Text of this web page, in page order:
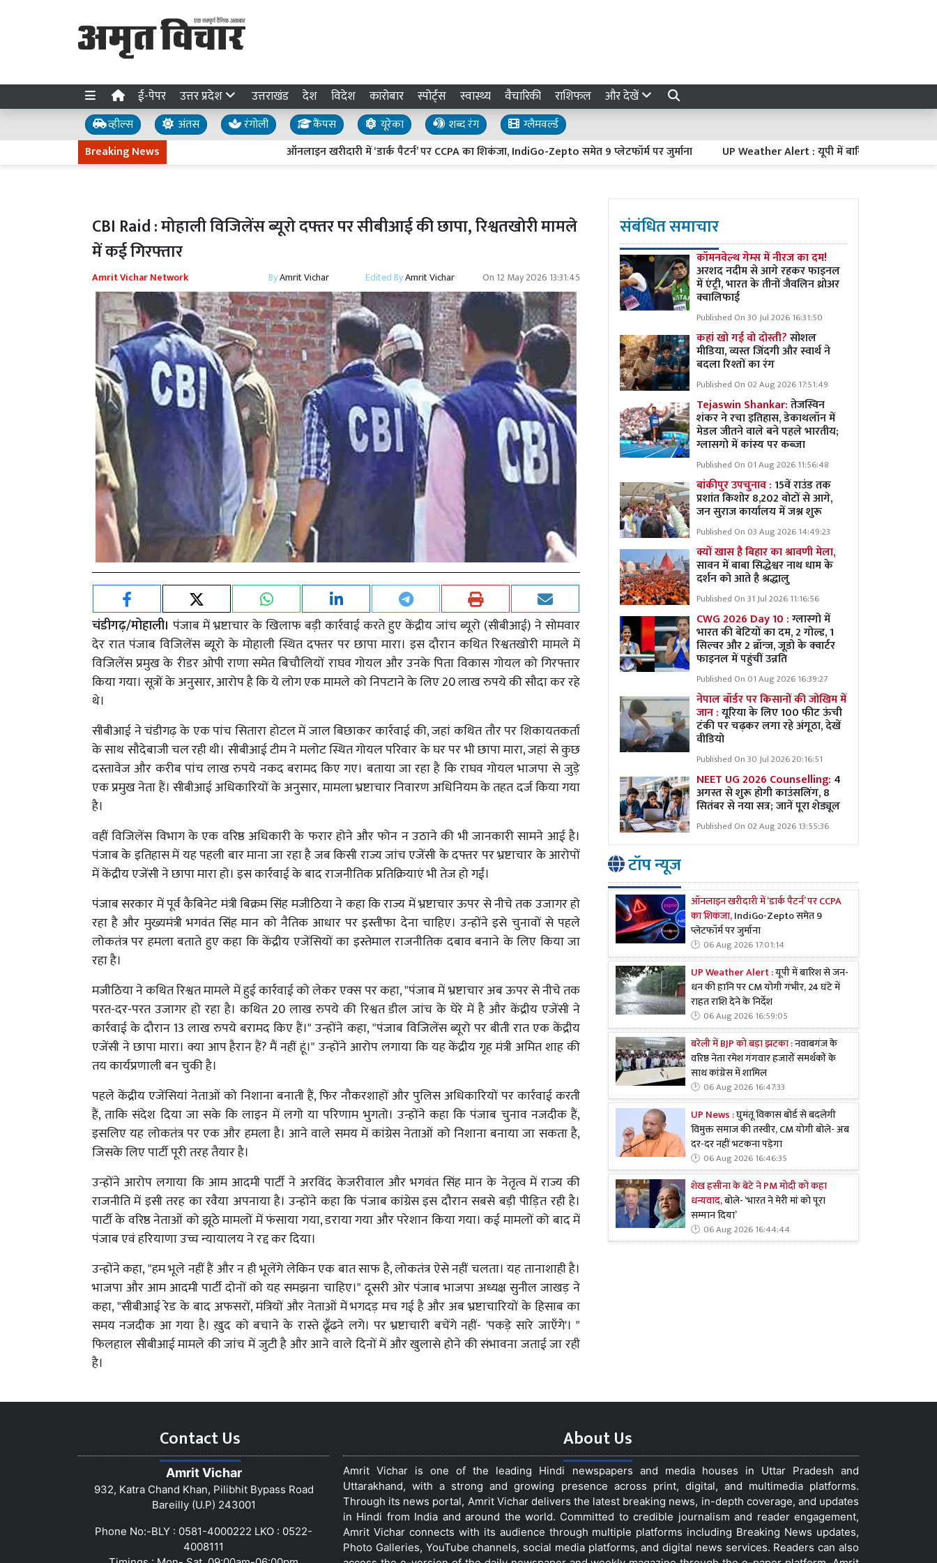
ई-पेपर उत्तर प्रदेश उत्तराखंड देश विदेश कारोबार स्पोर्ट्स स्वास्थ्य वैचारिकी राशिफल और देखें
व्हील्स अंतस रंगोली कैंपस यूरेका शब्द रंग
ग्लैमवर्ल्ड
Breaking News
ऑनलाइन खरीदारी में ‘डार्क पैटर्न’ पर CCPA का शिकंजा, IndiGo-Zepto समेत 9 प्लेटफॉर्म पर जुर्माना UP Weather Alert : यूपी में बारिश से जन-धन की हानि पर
CBI Raid : मोहाली विजिलेंस ब्यूरो दफ्तर पर सीबीआई की छापा, रिश्वतखोरी मामले
में कई गिरफ्तार
Amrit Vichar Network ByAmrit Vichar Edited ByAmrit Vichar On 12 May 2026 13:31:45
चंडीगढ़/मोहाली। पंजाब में भ्रष्टाचार के खिलाफ बड़ी कार्रवाई करते हुए केंद्रीय जांच ब्यूरो (सीबीआई) ने सोमवार
देर रात पंजाब विजिलेंस ब्यूरो के मोहाली स्थित दफ्तर पर छापा मारा। इस दौरान कथित रिश्वतखोरी मामले में
विजिलेंस प्रमुख के रीडर ओपी राणा समेत बिचौलियों राघव गोयल और उनके पिता विकास गोयल को गिरफ्तार
किया गया। सूत्रों के अनुसार, आरोप है कि ये लोग एक मामले को निपटाने के लिए 20 लाख रुपये की सौदा कर रहे
थे।
सीबीआई ने चंडीगढ़ के एक पांच सितारा होटल में जाल बिछाकर कार्रवाई की, जहां कथित तौर पर शिकायतकर्ता
के साथ सौदेबाजी चल रही थी। सीबीआई टीम ने मलोट स्थित गोयल परिवार के घर पर भी छापा मारा, जहां से कुछ
दस्तावेज और करीब पांच लाख रुपये नकद बरामद किए गए। बताया जा रहा है कि राघव गोयल भाजपा से जुड़े
एक प्रमुख नेता हैं। सीबीआई अधिकारियों के अनुसार, मामला भ्रष्टाचार निवारण अधिनियम के तहत दर्ज किया गया
है।
वहीं विजिलेंस विभाग के एक वरिष्ठ अधिकारी के फरार होने और फोन न उठाने की भी जानकारी सामने आई है।
पंजाब के इतिहास में यह पहली बार माना जा रहा है जब किसी राज्य जांच एजेंसी के दफ्तर पर भ्रष्टाचार के आरोपों
में केंद्रीय एजेंसी ने छापा मारा हो। इस कार्रवाई के बाद राजनीतिक प्रतिक्रियाएं भी तेज हो गईं।
पंजाब सरकार में पूर्व कैबिनेट मंत्री बिक्रम सिंह मजीठिया ने कहा कि राज्य में भ्रष्टाचार ऊपर से नीचे तक उजागर हो
रहा है और मुख्यमंत्री भगवंत सिंह मान को नैतिक आधार पर इस्तीफा देना चाहिए। उन्होंने इसे चुनावों से पहले
लोकतंत्र पर हमला बताते हुए कहा कि केंद्रीय एजेंसियों का इस्तेमाल राजनीतिक दबाव बनाने के लिए किया जा
रहा है।
मजीठिया ने कथित रिश्वत मामले में हुई कार्रवाई को लेकर एक्स पर कहा, "पंजाब में भ्रष्टाचार अब ऊपर से नीचे तक
परत-दर-परत उजागर हो रहा है। कथित 20 लाख रुपये की रिश्वत डील जांच के घेरे में है और केंद्रीय एजेंसी ने
कार्रवाई के दौरान 13 लाख रुपये बरामद किए हैं।" उन्होंने कहा, "पंजाब विजिलेंस ब्यूरो पर बीती रात एक केंद्रीय
एजेंसी ने छापा मारा। क्या आप हैरान हैं? मैं नहीं हूं।" उन्होंने आरोप लगाया कि यह केंद्रीय गृह मंत्री अमित शाह की
तय कार्यप्रणाली बन चुकी है।
पहले केंद्रीय एजेंसियां नेताओं को निशाना बनाती हैं, फिर नौकरशाहों और पुलिस अधिकारियों पर कार्रवाई करती
हैं, ताकि संदेश दिया जा सके कि लाइन में लगो या परिणाम भुगतो। उन्होंने कहा कि पंजाब चुनाव नजदीक हैं,
इसलिए यह लोकतंत्र पर एक और हमला है। आने वाले समय में कांग्रेस नेताओं को निशाना बनाया जा सकता है,
जिसके लिए पार्टी पूरी तरह तैयार है।
उन्होंने आरोप लगाया कि आम आदमी पार्टी ने अरविंद केजरीवाल और भगवंत सिंह मान के नेतृत्व में राज्य की
राजनीति में इसी तरह का रवैया अपनाया है। उन्होंने कहा कि पंजाब कांग्रेस इस दौरान सबसे बड़ी पीड़ित रही है।
पार्टी के वरिष्ठ नेताओं को झूठे मामलों में फंसाया गया, डराया गया और परेशान किया गया। कई मामलों को बाद में
पंजाब एवं हरियाणा उच्च न्यायालय ने रद्द कर दिया।
उन्होंने कहा, "हम भूले नहीं हैं और न ही भूलेंगे लेकिन एक बात साफ है, लोकतंत्र ऐसे नहीं चलता। यह तानाशाही है।
भाजपा और आम आदमी पार्टी दोनों को यह समझना चाहिए।" दूसरी ओर पंजाब भाजपा अध्यक्ष सुनील जाखड़ ने
कहा, "सीबीआई रेड के बाद अफसरों, मंत्रियों और नेताओं में भगदड़ मच गई है और अब भ्रष्टाचारियों के हिसाब का
समय नजदीक आ गया है। ख़ुद को बचाने के रास्ते ढूँढने लगे। पर भ्रष्टाचारी बचेंगे नहीं- 'पकड़े सारे जाएँगे'। "
फिलहाल सीबीआई मामले की जांच में जुटी है और आने वाले दिनों में और खुलासे होने की संभावना जताई जा रही
है।
संबंधित समाचार
कॉमनवेल्थ गेम्स में नीरज का दम!
अरशद नदीम से आगे रहकर फाइनल
में एंट्री, भारत के तीनों जैवलिन थ्रोअर
क्वालिफाई
Published On 30 Jul 2026 16:31:50
कहां खो गई वो दोस्ती?सोशल
मीडिया, व्यस्त जिंदगी और स्वार्थ ने
बदला रिश्तों का रंग
Published On 02 Aug 2026 17:51:49
Tejaswin Shankar:तेजस्विन
शंकर ने रचा इतिहास, डेकाथलॉन में
मेडल जीतने वाले बने पहले भारतीय;
ग्लासगो में कांस्य पर कब्जा
Published On 01 Aug 2026 11:56:48
बांकीपुर उपचुनाव :15वें राउंड तक
प्रशांत किशोर 8,202 वोटों से आगे,
जन सुराज कार्यालय में जश्न शुरू
Published On 03 Aug 2026 14:49:23
क्यों खास है बिहार का श्रावणी मेला,
सावन में बाबा सिद्धेश्वर नाथ धाम के
दर्शन को आते है श्रद्धालु
Published On 31 Jul 2026 11:16:56
CWG 2026 Day 10 :ग्लास्गो में
भारत की बेटियों का दम, 2 गोल्ड, 1
सिल्वर और 2 ब्रॉन्ज, जूडो के क्वार्टर
फाइनल में पहुंचीं उन्नति
Published On 01 Aug 2026 16:39:27
नेपाल बॉर्डर पर किसानों की जोखिम में
जान :यूरिया के लिए 100 फीट ऊंची
टंकी पर चढ़कर लगा रहे अंगूठा, देखें
वीडियो
Published On 30 Jul 2026 20:16:51
NEET UG 2026 Counselling: 4
अगस्त से शुरू होगी काउंसलिंग, 8
सितंबर से नया सत्र; जानें पूरा शेड्यूल
Published On 02 Aug 2026 13:55:36
टॉप न्यूज
ऑनलाइन खरीदारी में ‘डार्क पैटर्न’ पर CCPA
का शिकंजा,IndiGo-Zepto समेत 9
प्लेटफॉर्म पर जुर्माना
06 Aug 2026 17:01:14
UP Weather Alert :यूपी में बारिश से जन-
धन की हानि पर CM योगी गंभीर, 24 घंटे में
राहत राशि देने के निर्देश
06 Aug 2026 16:59:05
बरेली में BJP को बड़ा झटका :नवाबगंज के
वरिष्ठ नेता रमेश गंगवार हजारों समर्थकों के
साथ कांग्रेस में शामिल
06 Aug 2026 16:47:33
UP News :घुमंतू विकास बोर्ड से बदलेगी
विमुक्त समाज की तस्वीर, CM योगी बोले- अब
दर-दर नहीं भटकना पड़ेगा
06 Aug 2026 16:46:35
शेख हसीना के बेटे ने PM मोदी को कहा
धन्यवाद,बोले- ‘भारत ने मेरी मां को पूरा
सम्मान दिया’
06 Aug 2026 16:44:44
Contact Us
Amrit Vichar
932, Katra Chand Khan, Pilibhit Bypass Road
Bareilly (U.P) 243001
Phone No:-BLY : 0581-4000222 LKO : 0522-
4008111
About Us
Amrit Vichar is one of the leading Hindi newspapers and media houses in Uttar Pradesh and
Uttarakhand, with a strong and growing presence across print, digital, and multimedia platforms.
Through its news portal, Amrit Vichar delivers the latest breaking news, in-depth coverage, and updates
in Hindi from India and around the world. Committed to credible journalism and reader engagement,
Amrit Vichar connects with its audience through multiple platforms including Breaking News updates,
Photo Galleries, YouTube channels, social media platforms, and digital news services. Readers can also